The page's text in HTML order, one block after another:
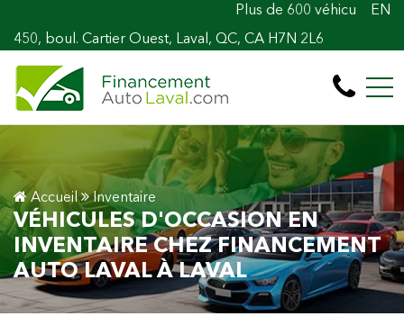
Plus de 600 véhicules! 100%
450, boul. Cartier Ouest, Laval, QC, CA H7N 2L6
EN
Accueil Inventaire
VÉHICULES D'OCCASION EN
INVENTAIRE CHEZ FINANCEMENT
AUTO LAVAL À LAVAL